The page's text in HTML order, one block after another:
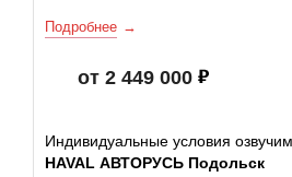
Подробнее
от 2 449 000
Индивидуальные условия
HAVAL АВТОРУСЬ Подольск